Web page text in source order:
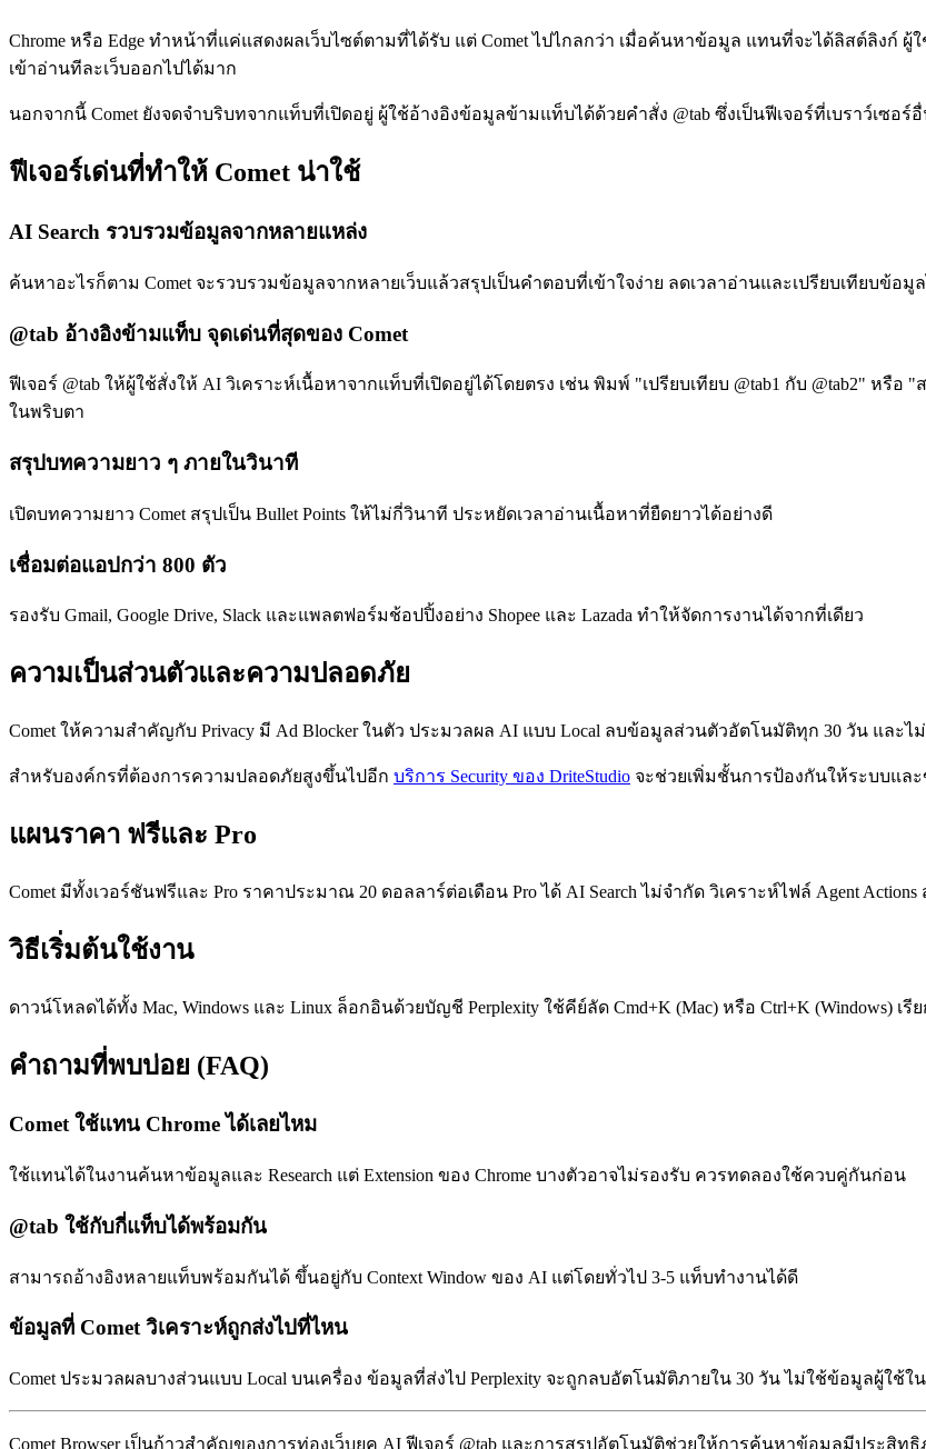
Chrome หรือ Edge ทำหน้าที่แค่แสดงผลเว็บไซต์ตามที่ได้รับ แต่ Comet ไปไกลกว่า เมื่อค้นหาข้อมูล แทนที่จะได้ลิสต์ลิงก์
เข้าอ่านทีละเว็บออกไปได้มาก
นอกจากนี้ Comet ยังจดจำบริบทจากแท็บที่เปิดอยู่ ผู้ใช้อ้างอิงข้อมูลข้ามแท็บได้ด้วยคำสั่ง @tab ซึ่งเป็นฟีเจอร์ที่เบราว์เซอร์
ฟีเจอร์เด่นที่ทำให้ Comet น่าใช้
AI Search รวบรวมข้อมูลจากหลายแหล่ง
ค้นหาอะไรก็ตาม Comet จะรวบรวมข้อมูลจากหลายเว็บแล้วสรุปเป็นคำตอบที่เข้าใจง่าย ลดเวลาอ่านและเปรียบเทียบข้อมู
@tab อ้างอิงข้ามแท็บ จุดเด่นที่สุดของ Comet
ฟีเจอร์ @tab ให้ผู้ใช้สั่งให้ AI วิเคราะห์เนื้อหาจากแท็บที่เปิดอยู่ได้โดยตรง เช่น พิมพ์ "เปรียบเทียบ @tab1 กับ @tab2" หรือ "
ในพริบตา
สรุปบทความยาว ๆ ภายในวินาที
เปิดบทความยาว Comet สรุปเป็น Bullet Points ให้ไม่กี่วินาที ประหยัดเวลาอ่านเนื้อหาที่ยืดยาวได้อย่างดี
เชื่อมต่อแอปกว่า 800 ตัว
รองรับ Gmail, Google Drive, Slack และแพลตฟอร์มช้อปปิ้งอย่าง Shopee และ Lazada ทำให้จัดการงานได้จากที่เดียว
ความเป็นส่วนตัวและความปลอดภัย
Comet ให้ความสำคัญกับ Privacy มี Ad Blocker ในตัว ประมวลผล AI แบบ Local ลบข้อมูลส่วนตัวอัตโนมัติทุก 30 วัน และไม่
สำหรับองค์กรที่ต้องการความปลอดภัยสูงขึ้นไปอีก บริการ Security ของ DriteStudio จะช่วยเพิ่มชั้นการป้องกันให้ระบบแล
แผนราคา ฟรีและ Pro
Comet มีทั้งเวอร์ชันฟรีและ Pro ราคาประมาณ 20 ดอลลาร์ต่อเดือน Pro ได้ AI Search ไม่จำกัด วิเคราะห์ไฟล์ Agent
วิธีเริ่มต้นใช้งาน
ดาวน์โหลดได้ทั้ง Mac, Windows และ Linux ล็อกอินด้วยบัญชี Perplexity ใช้คีย์ลัด Cmd+K (Mac) หรือ Ctrl+K (Windows) เ
คำถามที่พบบ่อย (FAQ)
Comet ใช้แทน Chrome ได้เลยไหม
ใช้แทนได้ในงานค้นหาข้อมูลและ Research แต่ Extension ของ Chrome บางตัวอาจไม่รองรับ ควรทดลองใช้ควบคู่กันก่อน
@tab ใช้กับกี่แท็บได้พร้อมกัน
สามารถอ้างอิงหลายแท็บพร้อมกันได้ ขึ้นอยู่กับ Context Window ของ AI แต่โดยทั่วไป 3-5 แท็บทำงานได้ดี
ข้อมูลที่ Comet วิเคราะห์ถูกส่งไปที่ไหน
Comet ประมวลผลบางส่วนแบบ Local บนเครื่อง ข้อมูลที่ส่งไป Perplexity จะถูกลบอัตโนมัติภายใน 30 วัน ไม่ใช้ข้อมูลผู้ใช้ใ
Comet Browser เป็นก้าวสำคัญของการท่องเว็บยุค AI ฟีเจอร์ @tab และการสรุปอัตโนมัติช่วยให้การค้นหาข้อมูลมีประสิ